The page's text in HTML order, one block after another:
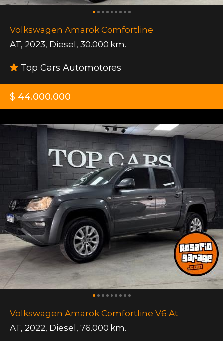
Volkswagen Amarok Comfortline
AT, 2023, Diesel, 30.000 km.
Top Cars Automotores
$ 44.000.000
Volkswagen Amarok Comfortline V6 At
AT, 2022, Diesel, 76.000 km.